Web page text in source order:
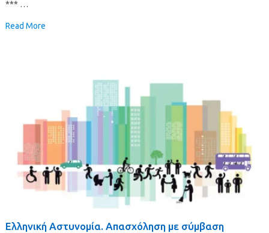
*** …
Read More
Ελληνική Αστυνομία. Απασχόληση με σύμβαση